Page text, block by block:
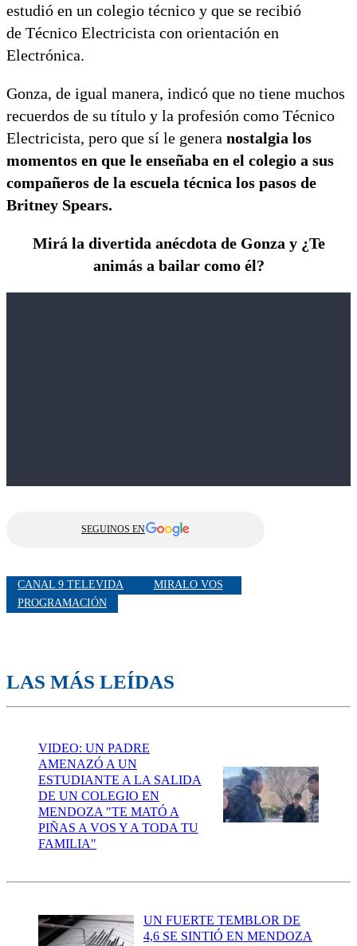
estudió en un colegio técnico y que se recibió
de Técnico Electricista con orientación en
Electrónica.
Gonza, de igual manera, indicó que no tiene muchos
recuerdos de su título y la profesión como Técnico
Electricista, pero que sí le genera nostalgia los
momentos en que le enseñaba en el colegio a sus
compañeros de la escuela técnica los pasos de
Britney Spears.
Mirá la divertida anécdota de Gonza y ¿Te
animás a bailar como él?
SEGUINOS EN
CANAL 9 TELEVIDA
MIRALO VOS
PROGRAMACIÓN
LAS MÁS LEÍDAS
VIDEO: UN PADRE
AMENAZÓ A UN
ESTUDIANTE A LA SALIDA
DE UN COLEGIO EN
MENDOZA "TE MATÓ A
PIÑAS A VOS Y A TODA TU
FAMILIA"
UN FUERTE TEMBLOR DE
4,6 SE SINTIÓ EN MENDOZA